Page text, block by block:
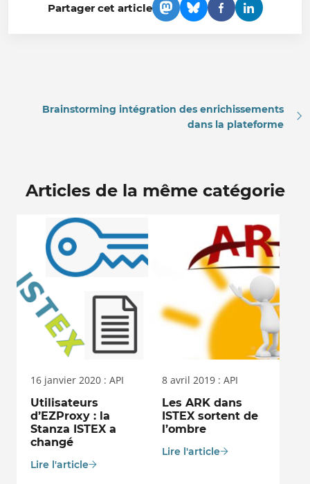
Partager cet article
Brainstorming intégration des enrichissements
dans la plateforme
Articles de la même catégorie
16 janvier 2020 : API
Utilisateurs
d’EZProxy : la
Stanza ISTEX a
changé
Lire l'article
8 avril 2019 : API
Les ARK dans
ISTEX sortent de
l’ombre
Lire l'article